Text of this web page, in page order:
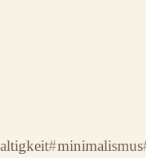
minimalismus